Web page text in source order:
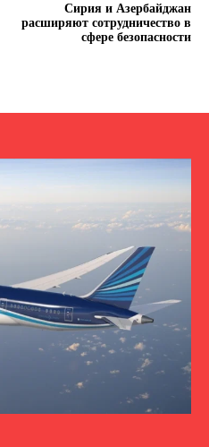
Сирия и Азербайджан
расширяют сотрудничество в
сфере безопасности